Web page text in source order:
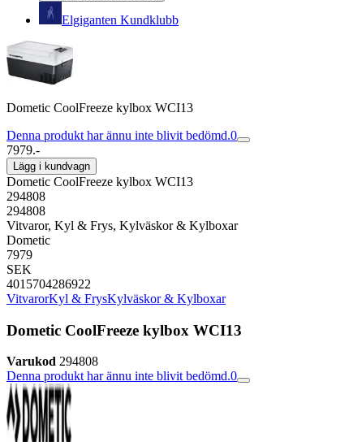
Elgiganten Kundklubb
Dometic CoolFreeze kylbox WCI13
Denna produkt har ännu inte blivit bedömd.0
7979.-
Lägg i kundvagn
Dometic CoolFreeze kylbox WCI13
294808
294808
Vitvaror, Kyl & Frys, Kylväskor & Kylboxar
Dometic
7979
SEK
4015704286922
VitvarorKyl & FrysKylväskor & Kylboxar
Dometic CoolFreeze kylbox WCI13
Varukod 294808
Denna produkt har ännu inte blivit bedömd.0